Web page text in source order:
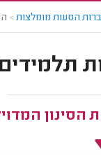
הסעות מומלצות>
+ אוטובוס (50-
הסינון